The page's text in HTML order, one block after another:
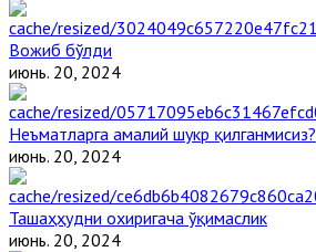
Вожиб бўлди
июнь. 20, 2024
Неъматларга амалий шукр қилганмисиз?
июнь. 20, 2024
Ташаҳҳудни охиригача ўқимаслик
июнь. 20, 2024